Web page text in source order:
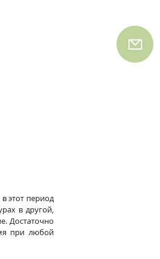
этот период
в другой,
Достаточно
при любой